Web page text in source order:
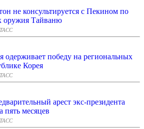
не консультируется с Пекином по
оружия Тайваню
| ТАСС
одерживает победу на региональных
Корея
| ТАСС
арест экс-президента
пять месяцев
| ТАСС